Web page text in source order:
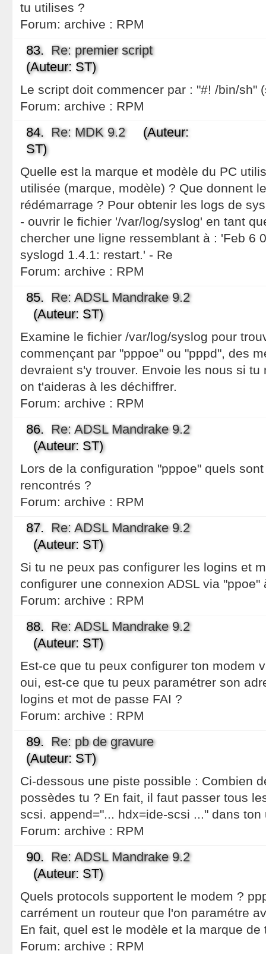
tu utilises ?
Forum: archive : RPM
83. Re: premier script
(Auteur: ST)
Le script doit commencer par : "#! /bin/sh"
Forum: archive : RPM
84. Re: MDK 9.2(Auteur:
ST)
Quelle est la marque et modèle du PC
utilisée (marque, modèle) ? Que donnent
rédémarrage ? Pour obtenir les logs de
- ouvrir le fichier '/var/log/syslog' en tant
chercher une ligne ressemblant à : 'Feb 6
syslogd 1.4.1: restart.' - Re
Forum: archive : RPM
85. Re: ADSL Mandrake 9.2
(Auteur: ST)
Examine le fichier /var/log/syslog pour
commençant par "pppoe" ou "pppd", des
devraient s'y trouver. Envoie les nous si tu
on t'aideras à les déchiffrer.
Forum: archive : RPM
86. Re: ADSL Mandrake 9.2
(Auteur: ST)
Lors de la configuration "pppoe" quels
rencontrés ?
Forum: archive : RPM
87. Re: ADSL Mandrake 9.2
(Auteur: ST)
Si tu ne peux pas configurer les logins et
configurer une connexion ADSL via
Forum: archive : RPM
88. Re: ADSL Mandrake 9.2
(Auteur: ST)
Est-ce que tu peux configurer ton modem
oui, est-ce que tu peux paramétrer son
logins et mot de passe FAI ?
Forum: archive : RPM
89. Re: pb de gravure
(Auteur: ST)
Ci-dessous une piste possible : Combien
possèdes tu ? En fait, il faut passer tous
scsi. append="... hdx=ide-scsi ..." dans
Forum: archive : RPM
90. Re: ADSL Mandrake 9.2
(Auteur: ST)
Quels protocols supportent le modem ?
carrément un routeur que l'on paramétre
En fait, quel est le modèle et la marque de
Forum: archive : RPM